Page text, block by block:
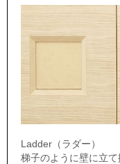
Ladder（ラダー）
梯子のように壁に立